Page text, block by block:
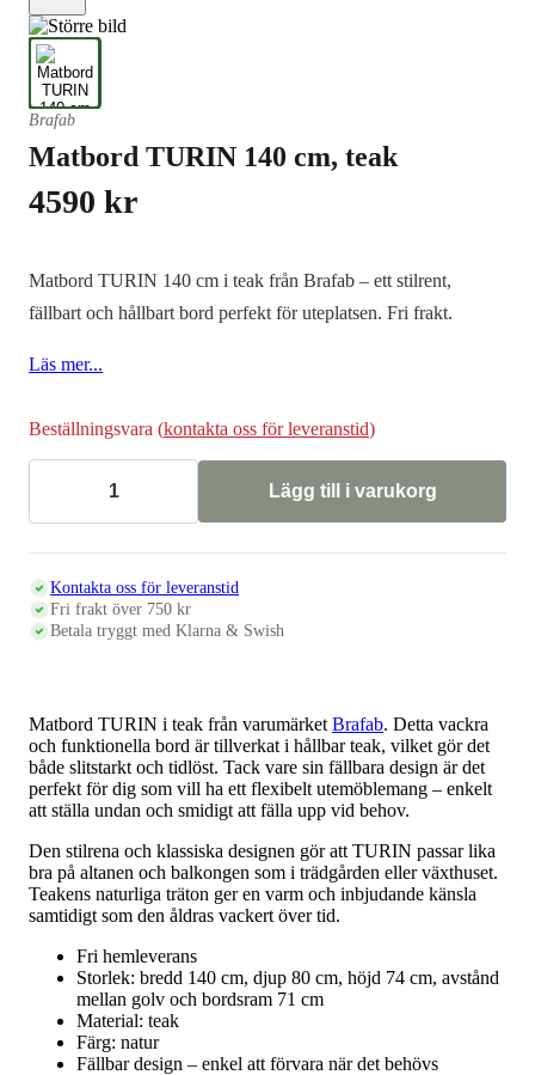
Brafab
Matbord TURIN 140 cm, teak
4590 kr
Matbord TURIN 140 cm i teak från Brafab – ett stilrent,
fällbart och hållbart bord perfekt för uteplatsen. Fri frakt.
Läs mer...
Beställningsvara (kontakta oss för leveranstid)
TURIN
teak
mängd
Lägg till i varukorg
Kontakta oss för leveranstid
Fri frakt över 750 kr
Betala tryggt med Klarna & Swish
Matbord TURIN i teak från varumärket Brafab. Detta vackra
och funktionella bord är tillverkat i hållbar teak, vilket gör det
både slitstarkt och tidlöst. Tack vare sin fällbara design är det
perfekt för dig som vill ha ett flexibelt utemöblemang – enkelt
att ställa undan och smidigt att fälla upp vid behov.
Den stilrena och klassiska designen gör att TURIN passar lika
bra på altanen och balkongen som i trädgården eller växthuset.
Teakens naturliga träton ger en varm och inbjudande känsla
samtidigt som den åldras vackert över tid.
Fri hemleverans
Storlek: bredd 140 cm, djup 80 cm, höjd 74 cm, avstånd
mellan golv och bordsram 71 cm
Material: teak
Färg: natur
Fällbar design – enkel att förvara när det behövs